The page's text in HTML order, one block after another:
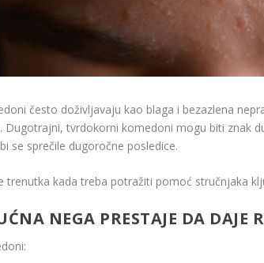
često doživljavaju kao blaga i bezazlena
Dugotrajni, tvrdokorni komedoni mogu biti znak
se sprečile dugoročne posledice.
trenutka kada treba potražiti pomoć stručnjaka
NEGA PRESTAJE DA DAJE